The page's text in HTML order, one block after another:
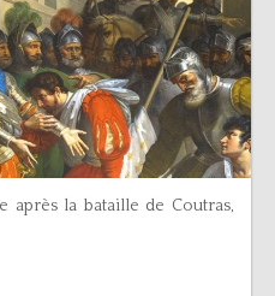
après la bataille de Coutras,